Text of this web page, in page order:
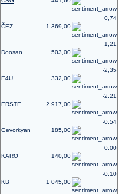
ČEZ 1 369,00
0,74
Doosan 503,00
1,21
E4U 332,00
-2,35
ERSTE 2 917,00
-2,21
Gevorkyan 185,00
-0,54
KARO 140,00
0,00
KB 1 045,00
-0,10